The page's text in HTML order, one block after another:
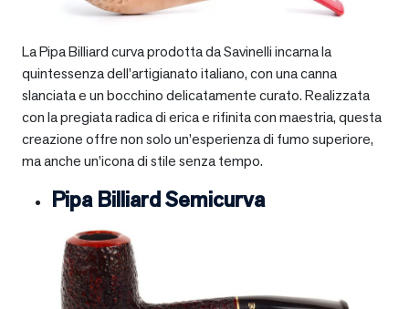
La Pipa Billiard curva prodotta da Savinelli incarna la
quintessenza dell’artigianato italiano, con una canna
slanciata e un bocchino delicatamente curato. Realizzata
con la pregiata radica di erica e rifinita con maestria, questa
creazione offre non solo un’esperienza di fumo superiore,
ma anche un’icona di stile senza tempo.
Pipa Billiard Semicurva